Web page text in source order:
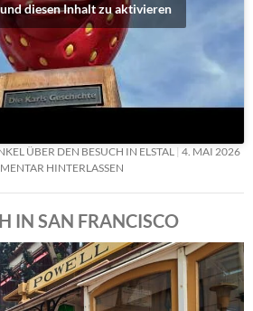
diesen Inhalt zu aktivieren
ÜBER DEN BESUCH IN ELSTAL
4. MAI 2026
HINTERLASSEN
IN SAN FRANCISCO